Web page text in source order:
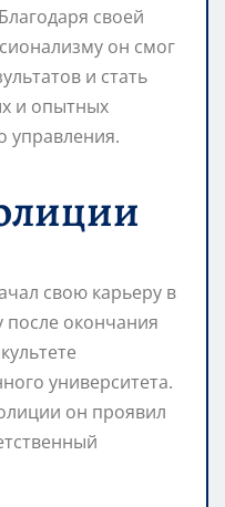
своей
он смог
и стать
и опытных
управления.
свою карьеру в
после окончания
университета.
он проявил